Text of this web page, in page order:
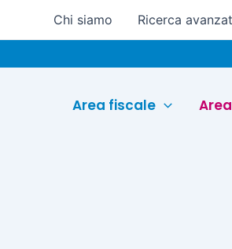
Chi siamo Ricerca
Area fiscale